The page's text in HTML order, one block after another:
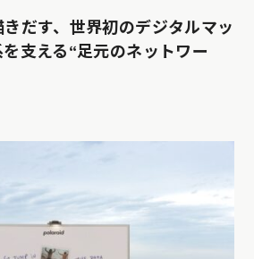
だす、世界初のデジタルマッ
支える“足元のネットワー